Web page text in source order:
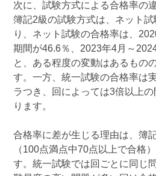
次に、試験方式による合格率の
簿記2級の試験方式は、ネット
り、ネット試験の合格率は、
期間が46.6％、2023年4月～
と、ある程度の変動はあるもの
す。一方、統一試験の合格率は
ラつき、回によっては3倍以上
ります。
合格率に差が生じる理由は、簿
（100点満点中70点以上で合格
す。統一試験では回ごとに同じ